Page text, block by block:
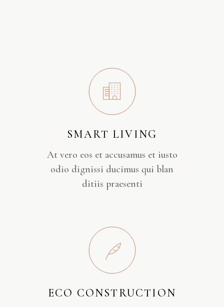
SMART LIVING
At vero eos et accusamus et iusto
odio dignissi ducimus qui blan
ditiis praesenti
ECO CONSTRUCTION